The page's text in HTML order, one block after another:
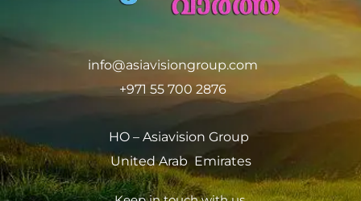
info@asiavisiongroup.com
+971 55 700 2876
HO – Asiavision Group
United Arab Emirates